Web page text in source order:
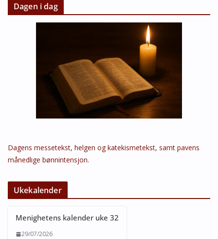
Dagen i dag
Dagens messetekst, helgen og katekismetekst, samt pavens
månedlige bønnintensjon.
Ukekalender
Menighetens kalender uke 32
29/07/2026